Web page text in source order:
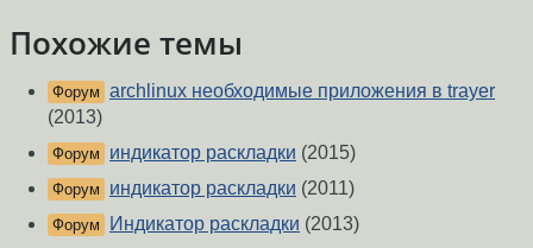
Похожие темы
Форум archlinux необходимые приложения в trayer
(2013)
Форум индикатор раскладки (2015)
Форум индикатор раскладки (2011)
Форум Индикатор раскладки (2013)